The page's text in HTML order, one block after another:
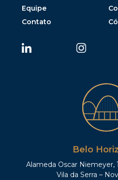
Equipe
Contato
Belo
Alameda Oscar Niemeyer,
Vila da Serra –